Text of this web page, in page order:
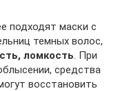
подходят маски с
темных волос,
ломкость . При
средства
восстановить